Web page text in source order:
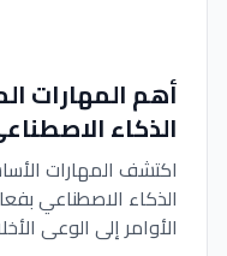
أهم المهارات
الذكاء
اكتشف المهارات
الذكاء الاصطناعي
الأوامر إلى الوعي